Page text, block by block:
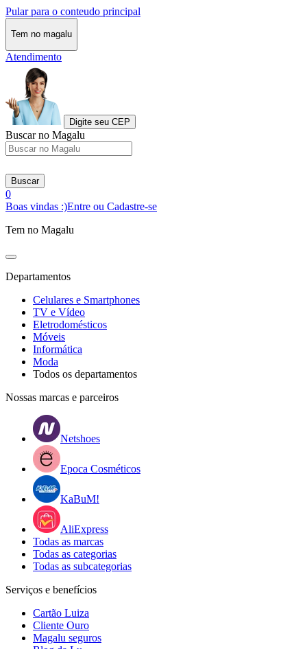
Pular para o conteudo principal
Tem no magalu
Atendimento
Digite seu CEP
Buscar no Magalu
Buscar
0
Boas vindas :)Entre ou Cadastre-se
Tem no Magalu
Departamentos
Celulares e Smartphones
TV e Vídeo
Eletrodomésticos
Móveis
Informática
Moda
Todos os departamentos
Nossas marcas e parceiros
Netshoes
Epoca Cosméticos
KaBuM!
AliExpress
Todas as marcas
Todas as categorias
Todas as subcategorias
Serviços e benefícios
Cartão Luiza
Cliente Ouro
Magalu seguros